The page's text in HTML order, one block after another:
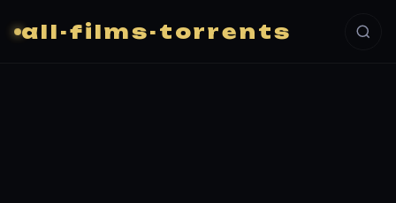
all-films-torrents